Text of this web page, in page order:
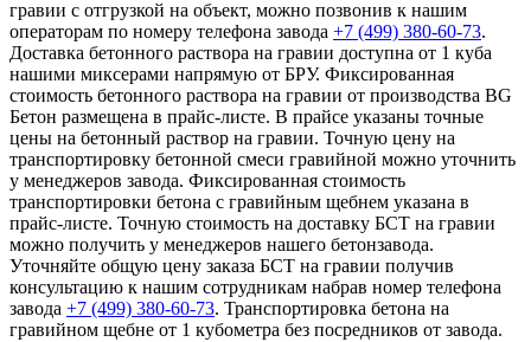
гравии с отгрузкой на объект, можно позвонив к нашим
операторам по номеру телефона завода +7 (499) 380-60-73.
Доставка бетонного раствора на гравии доступна от 1 куба
нашими миксерами напрямую от БРУ. Фиксированная
стоимость бетонного раствора на гравии от производства BG
Бетон размещена в прайс-листе. В прайсе указаны точные
цены на бетонный раствор на гравии. Точную цену на
транспортировку бетонной смеси гравийной можно уточнить
у менеджеров завода. Фиксированная стоимость
транспортировки бетона с гравийным щебнем указана в
прайс-листе. Точную стоимость на доставку БСТ на гравии
можно получить у менеджеров нашего бетонзавода.
Уточняйте общую цену заказа БСТ на гравии получив
консультацию к нашим сотрудникам набрав номер телефона
завода +7 (499) 380-60-73. Транспортировка бетона на
гравийном щебне от 1 кубометра без посредников от завода.